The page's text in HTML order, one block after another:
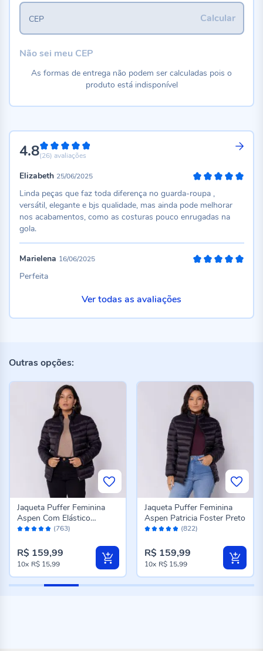
4.896%
(26) avaliações
Elizabeth 25/06/2025
Linda peças que faz toda diferença no guarda-roupa ,
versátil, elegante e bjs qualidade, mas ainda pode melhorar
nos acabamentos, como as costuras pouco enrugadas na
gola.
Marielena 16/06/2025
Perfeita
Ver todas as avaliações
Calcular
CEP
Não sei meu CEP
As formas de entrega não podem ser calculadas pois o
produto está indisponível
Outras opções:
Avaliação: (763)
Jaqueta Puffer Feminina
Aspen Com Elástico
Patricia Foster Preto
R$ 159,99
10x R$ 15,99
Avaliação: (822)
Jaqueta Puffer Feminina
Aspen Patricia Foster Preto
R$ 159,99
10x R$ 15,99